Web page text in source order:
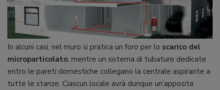
In alcuni casi, nel muro si pratica un foro per lo scarico del
microparticolato, mentre un sistema di tubature dedicate
entro le pareti domestiche collegano la centrale aspirante a
tutte le stanze. Ciascun locale avrà dunque un’apposita